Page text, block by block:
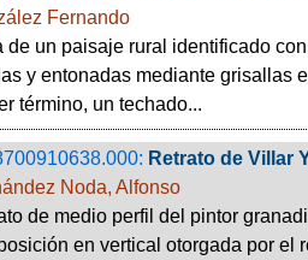
Fernando
de un paisaje rural identificado
y entonadas mediante grisallas
término, un techado...
Retrato de Villar
Noda, Alfonso
de medio perfil del pintor
en vertical otorgada por el